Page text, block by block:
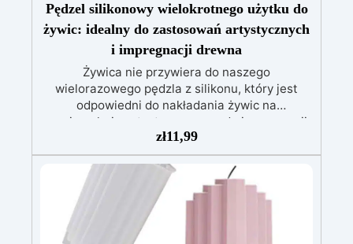
Pędzel silikonowy wielokrotnego użytku do
żywic: idealny do zastosowań artystycznych
i impregnacji drewna
Żywica nie przywiera do naszego
wielorazowego pędzla z silikonu, który jest
odpowiedni do nakładania żywic na
powierzchnie artystyczne oraz do impregnacji
drewna. Jest ekonomiczny i łatwy w
czyszczeniu ciepłą wodą i mydłem. Pędzel z
silikonu wielokrotnego użytku do żywic to
wysokiej jakości narzędzie, które pozwala na
równomierne i precyzyjne nakładanie żywic.
Dzięki swojej strukturze z silikonu, ten pędzel
nie przywiera do żywicy i może być wielokrotnie
zł11,99